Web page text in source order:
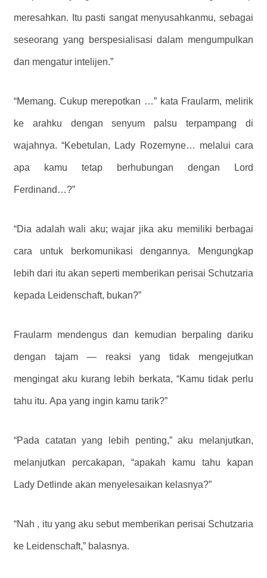
meresahkan. Itu pasti sangat menyusahkanmu, sebagai
seseorang yang berspesialisasi dalam mengumpulkan
dan mengatur intelijen.”
“Memang. Cukup merepotkan …” kata Fraularm, melirik
ke arahku dengan senyum palsu terpampang di
wajahnya. “Kebetulan, Lady Rozemyne… melalui cara
apa kamu tetap berhubungan dengan Lord
Ferdinand…?”
“Dia adalah wali aku; wajar jika aku memiliki berbagai
cara untuk berkomunikasi dengannya. Mengungkap
lebih dari itu akan seperti memberikan perisai Schutzaria
kepada Leidenschaft, bukan?”
Fraularm mendengus dan kemudian berpaling dariku
dengan tajam — reaksi yang tidak mengejutkan
mengingat aku kurang lebih berkata, “Kamu tidak perlu
tahu itu. Apa yang ingin kamu tarik?”
“Pada catatan yang lebih penting,” aku melanjutkan,
melanjutkan percakapan, “apakah kamu tahu kapan
Lady Detlinde akan menyelesaikan kelasnya?”
“Nah , itu yang aku sebut memberikan perisai Schutzaria
ke Leidenschaft,” balasnya.